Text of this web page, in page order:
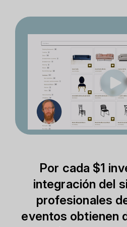
Por cada $1
integración del
profesionales
eventos obtienen